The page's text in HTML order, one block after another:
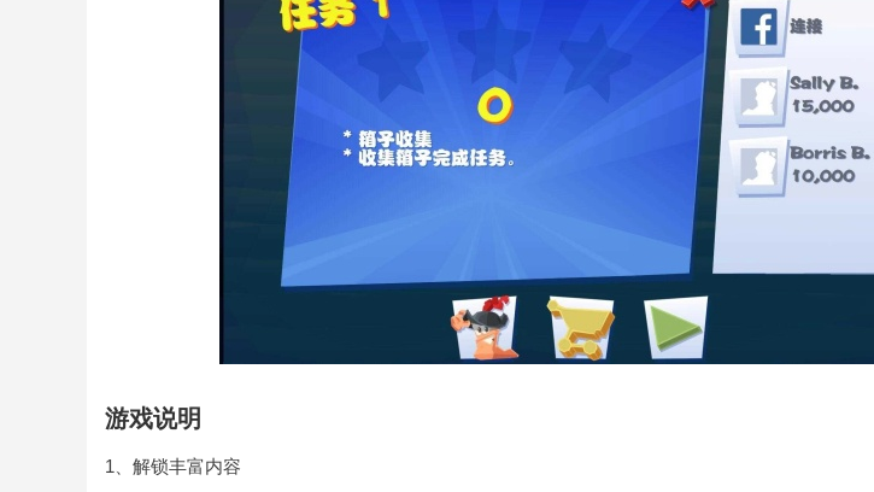
游戏说明
1、解锁丰富内容